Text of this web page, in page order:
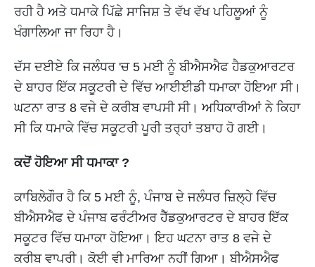
ਰਹੀ ਹੈ ਅਤੇ ਧਮਾਕੇ ਪਿੱਛੇ ਸਾਜਿਸ਼ ਤੇ ਵੱਖ ਵੱਖ ਪਹਿਲੂਆਂ ਨੂੰ
ਖੰਗਾਲਿਆ ਜਾ ਰਿਹਾ ਹੈ।
ਦੱਸ ਦਈਏ ਕਿ ਜਲੰਧਰ 'ਚ 5 ਮਈ ਨੂੰ ਬੀਐਸਐਫ ਹੈਡਕੁਆਰਟਰ
ਦੇ ਬਾਹਰ ਇੱਕ ਸਕੂਟਰੀ ਦੇ ਵਿੱਚ ਆਈਈਡੀ ਧਮਾਕਾ ਹੋਇਆ ਸੀ।
ਘਟਨਾ ਰਾਤ 8 ਵਜੇ ਦੇ ਕਰੀਬ ਵਾਪਸੀ ਸੀ। ਅਧਿਕਾਰੀਆਂ ਨੇ ਕਿਹਾ
ਸੀ ਕਿ ਧਮਾਕੇ ਵਿੱਚ ਸਕੂਟਰੀ ਪੂਰੀ ਤਰ੍ਹਾਂ ਤਬਾਹ ਹੋ ਗਈ।
ਕਦੋਂ ਹੋਇਆ ਸੀ ਧਮਾਕਾ ?
ਕਾਬਿਲੇਗੌਰ ਹੈ ਕਿ 5 ਮਈ ਨੂੰ, ਪੰਜਾਬ ਦੇ ਜਲੰਧਰ ਜ਼ਿਲ੍ਹੇ ਵਿੱਚ
ਬੀਐਸਐਫ ਦੇ ਪੰਜਾਬ ਫਰੰਟੀਅਰ ਹੈੱਡਕੁਆਰਟਰ ਦੇ ਬਾਹਰ ਇੱਕ
ਸਕੂਟਰ ਵਿੱਚ ਧਮਾਕਾ ਹੋਇਆ। ਇਹ ਘਟਨਾ ਰਾਤ 8 ਵਜੇ ਦੇ
ਕਰੀਬ ਵਾਪਰੀ। ਕੋਈ ਵੀ ਮਾਰਿਆ ਨਹੀਂ ਗਿਆ। ਬੀਐਸਐਫ